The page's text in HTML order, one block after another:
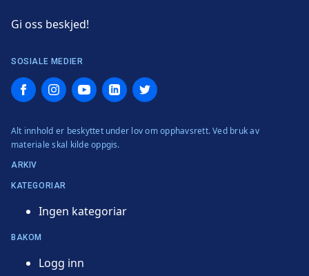
Gi oss beskjed!
SOSIALE MEDIER
FacebookInstagramYouTubeLinkedInTwitter
Alt innhold er beskyttet under lov om opphavsrett. Ved bruk av
materiale skal kilde oppgis.
ARKIV
KATEGORIAR
Ingen kategoriar
BAKOM
Logg inn